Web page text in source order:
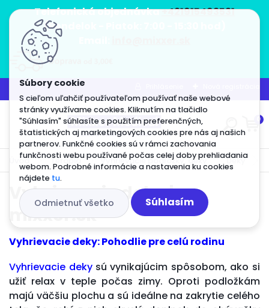
S cieľom uľahčiť používateľom používať naše webové
stránky využívame cookies. Kliknutím na tlačidlo
"Súhlasím" súhlasíte s použitím preferenčných,
štatistických aj marketingových cookies pre nás aj našich
partnerov. Funkčné cookies sú v rámci zachovania
funkčnosti webu používané počas celej doby prehliadania
webom. Podrobné informácie a nastavenia ku cookies
nájdete tu.
Odmietnuť všetko Súhlasím
Telefonická objednávka+421915493531
(Pondelok - Piatok: 7:00 - 15:30 hod)
0
Úvod Terapia Vyhrievacie podložky, deky Deky
Vyhrievacie deky |
mixxer.sk
Vyhrievacie deky: Pohodlie pre celú rodinu
Vyhrievacie dekysú vynikajúcim spôsobom, ako si
užiť relax v teple počas zimy. Oproti podložkám
majú väčšiu plochu a sú ideálne na zakrytie celého
<script src="https://static.elfsight.com/platform/
<script src="https://static.elfsight.com/platform/
<script src="https://static.elfsight.com/platform/